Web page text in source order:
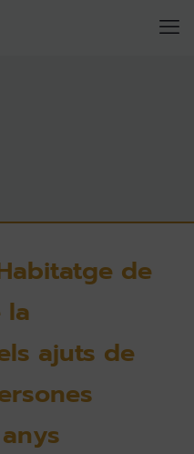
de
la
ajuts de